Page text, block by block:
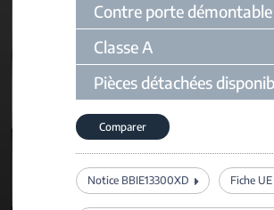
Contre porte
Classe A
Pièces détachées
Comparer
Notice BBIE13300XD Fiche